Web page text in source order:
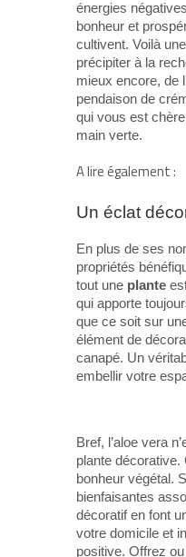
énergies
bonheur et
cultivent. Voilà
précipiter à la
mieux encore, de
pendaison de
qui vous est
main verte.
A lire également :
Un éclat
En plus de ses
propriétés
tout une plante
qui apporte
que ce soit sur
élément de
canapé. Un
embellir votre
Bref, l’aloe vera
plante décorative.
bonheur végétal.
bienfaisantes
décoratif en font
votre domicile et
positive. Offrez